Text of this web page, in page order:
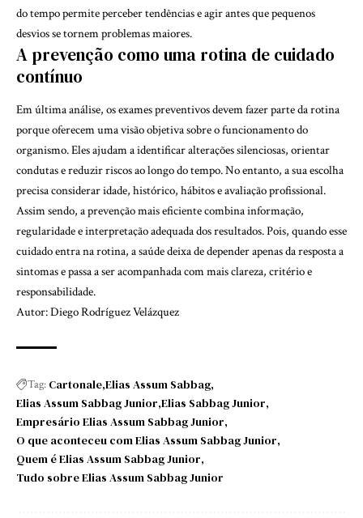
do tempo permite perceber tendências e agir antes que pequenos
desvios se tornem problemas maiores.
A prevenção como uma rotina de cuidado
contínuo
Em última análise, os exames preventivos devem fazer parte da rotina
porque oferecem uma visão objetiva sobre o funcionamento do
organismo. Eles ajudam a identificar alterações silenciosas, orientar
condutas e reduzir riscos ao longo do tempo. No entanto, a sua escolha
precisa considerar idade, histórico, hábitos e avaliação profissional.
Assim sendo, a prevenção mais eficiente combina informação,
regularidade e interpretação adequada dos resultados. Pois, quando esse
cuidado entra na rotina, a saúde deixa de depender apenas da resposta a
sintomas e passa a ser acompanhada com mais clareza, critério e
responsabilidade.
Autor: Diego Rodríguez Velázquez
Tag: Cartonale Elias Assum Sabbag
Elias Assum Sabbag Junior Elias Sabbag Junior
Empresário Elias Assum Sabbag Junior
O que aconteceu com Elias Assum Sabbag Junior
Quem é Elias Assum Sabbag Junior
Tudo sobre Elias Assum Sabbag Junior